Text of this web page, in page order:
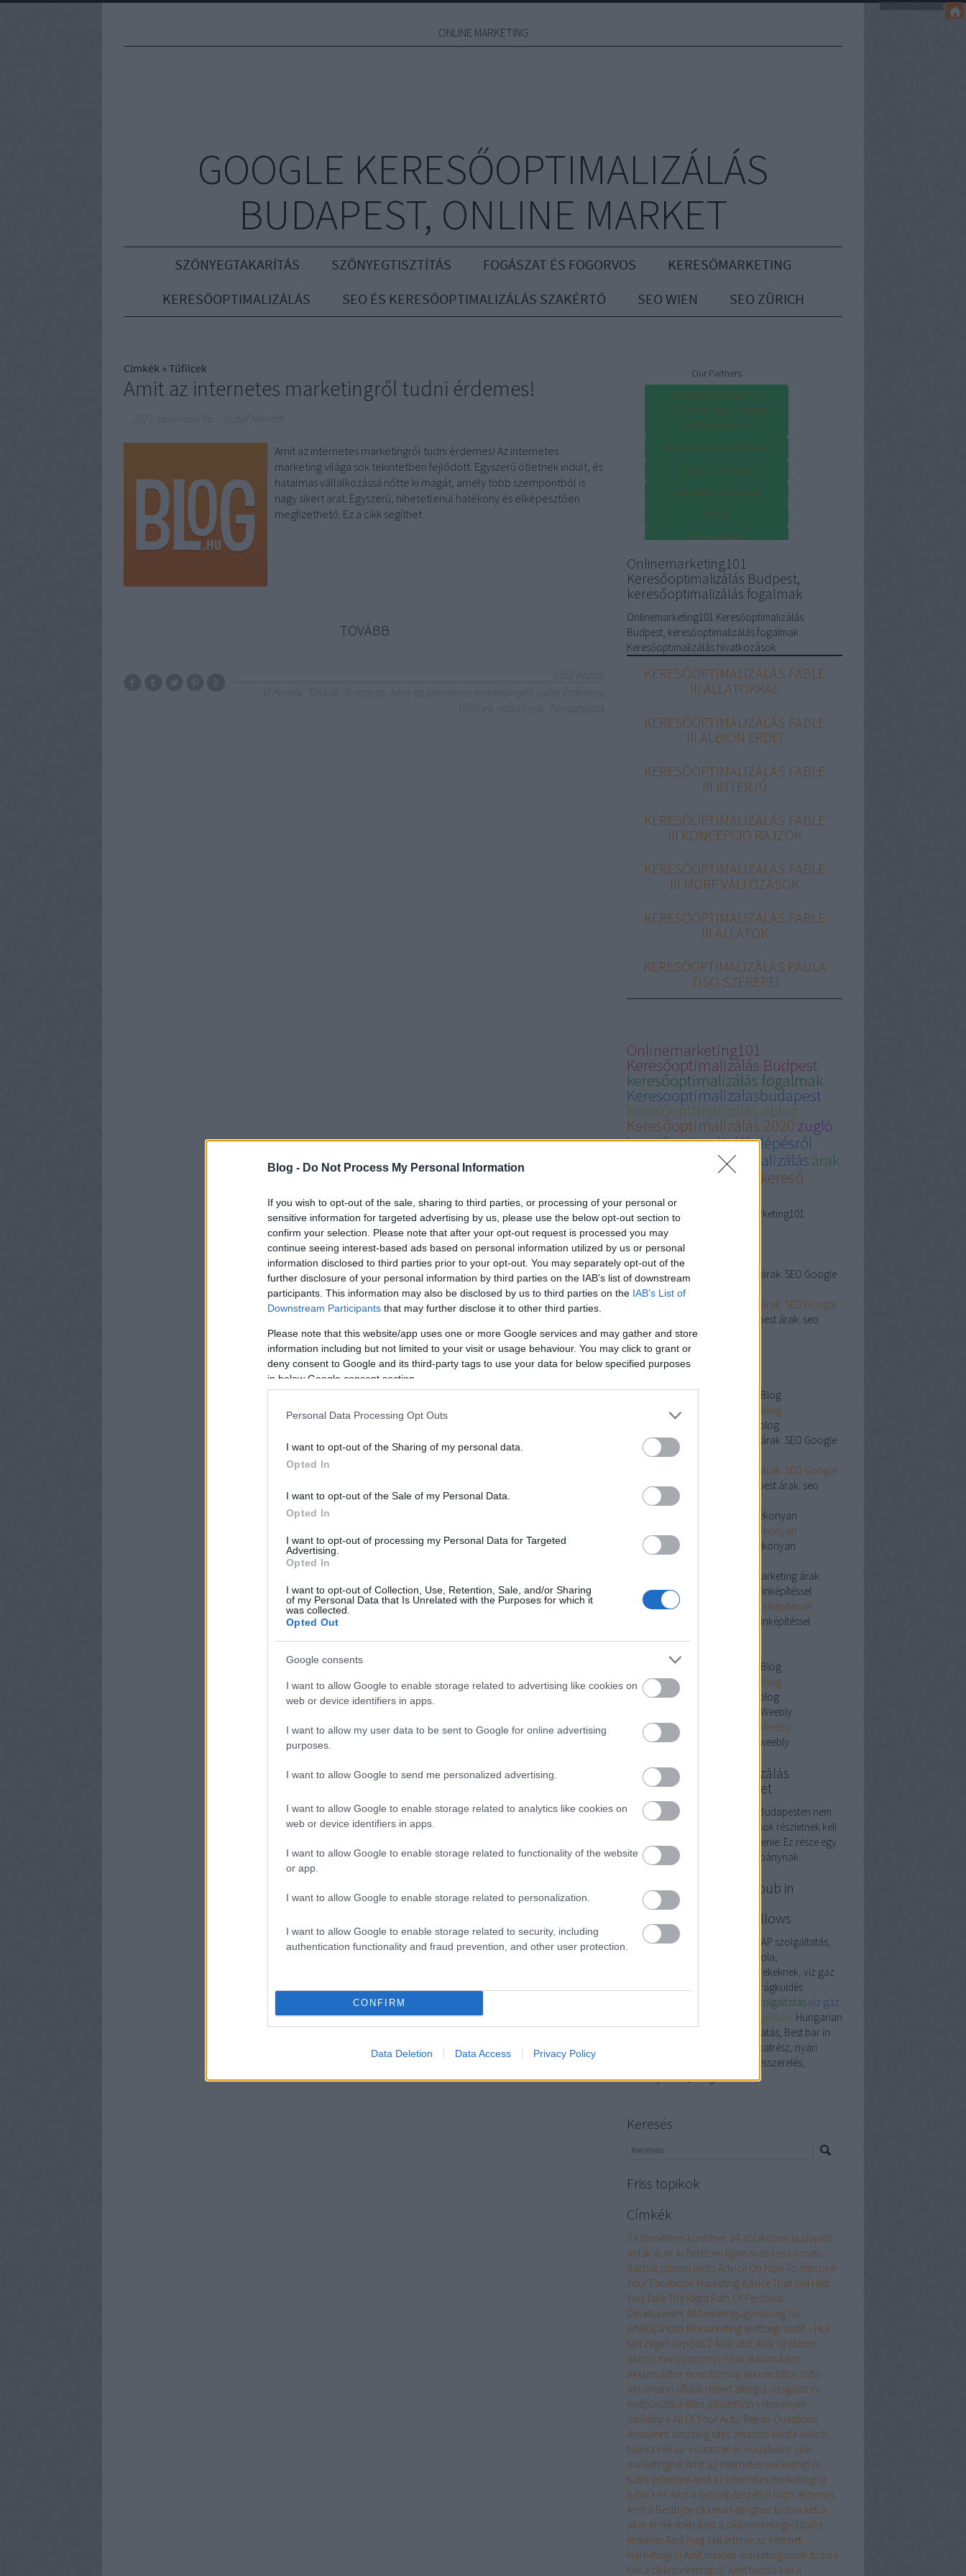
Blog - Do Not Process My Personal Information
If you wish to opt-out of the sale, sharing to third parties, or processing of your personal or
sensitive information for targeted advertising by us, please use the below opt-out section to
confirm your selection. Please note that after your opt-out request is processed you may
continue seeing interest-based ads based on personal information utilized by us or personal
information disclosed to third parties prior to your opt-out. You may separately opt-out of the
further disclosure of your personal information by third parties on the IAB’s list of downstream
participants. This information may also be disclosed by us to third parties on the IAB’s List of
Downstream Participants that may further disclose it to other third parties.
Please note that this website/app uses one or more Google services and may gather and store
information including but not limited to your visit or usage behaviour. You may click to grant or
deny consent to Google and its third-party tags to use your data for below specified purposes
in below Google consent section.
Personal Data Processing Opt Outs
I want to opt-out of the Sharing of my personal data.
Opted In
I want to opt-out of the Sale of my Personal Data.
Opted In
I want to opt-out of processing my Personal Data for Targeted
Advertising.
Opted In
I want to opt-out of Collection, Use, Retention, Sale, and/or Sharing
of my Personal Data that Is Unrelated with the Purposes for which it
was collected.
Opted Out
Google consents
I want to allow Google to enable storage related to advertising like cookies on
web or device identifiers in apps.
I want to allow my user data to be sent to Google for online advertising
purposes.
I want to allow Google to send me personalized advertising.
I want to allow Google to enable storage related to analytics like cookies on
web or device identifiers in apps.
I want to allow Google to enable storage related to functionality of the website
or app.
I want to allow Google to enable storage related to personalization.
I want to allow Google to enable storage related to security, including
authentication functionality and fraud prevention, and other user protection.
CONFIRM
Data Deletion Data Access Privacy Policy
ONLINE MARKETING
GOOGLE KERESŐOPTIMALIZÁLÁS
BUDAPEST, ONLINE MARKET
SZŐNYEGTAKARÍTÁS SZŐNYEGTISZTÍTÁS FOGÁSZAT ÉS FOGORVOS
KERESŐMARKETING
KERESŐOPTIMALIZÁLÁS
SEO ÉS KERESŐOPTIMALIZÁLÁS SZAKÉRTŐ SEO WIEN SEO ZÜRICH
Címkék » Tűfilcek
Amit az internetes marketingről tudni érdemes!
Amit az internetes marketingről tudni érdemes! Az internetes
marketing világa sok tekintetben fejlődött. Egyszerű ötletnek indult, és
hatalmas vállalkozássá nőtte ki magát, amely több szempontból is
nagy sikert arat. Egyszerű, hihetetlenül hatékony és elképesztően
megfizethető. Ez a cikk segíthet…
TOVÁBB
Our Partners
Keresőoptimalizálás prémium
linképítéssel – Hogyan növelheti
weboldalad forgalmát?
Keresőoptimalizálás és SEO Árak
Kereső optimalizálás
Keresőoptimalizálás tippek
SEO árak
SEO szolgáltatás
Onlinemarketing101
Keresőoptimalizálás Budpest,
keresőoptimalizálás fogalmak
Onlinemarketing101 Keresőoptimalizálás
Budpest, keresőoptimalizálás fogalmak
Keresőoptimalizálás hivatkozások
KERESŐOPTIMALIZÁLÁS FABLE
III ÁLLATOKKAL
KERESŐOPTIMALIZÁLÁS FABLE
III ALBION ERDEI
KERESŐOPTIMALIZÁLÁS FABLE
III INTERJÚ
KERESŐOPTIMALIZÁLÁS FABLE
III KONCEPCIÓ RAJZOK
KERESŐOPTIMALIZÁLÁS FABLE
III MORF VÁLTOZÁSOK
KERESŐOPTIMALIZÁLÁS FABLE
III ÁLLATOK
KERESŐOPTIMALIZÁLÁS PAULA
TISO SZEREPEI
Onlinemarketing101
Keresőoptimalizálás Budpest
keresőoptimalizálás fogalmak
Keresooptimalizalasbudapest
keresőoptimalizálás eblog
Keresőoptimalizálás 2020zugló
keresőoptimalizáláslépésről
lépésre keresőoptimalizálásárak
keresőoptimalizálás
kereső
optimalizálás
optimalizálás
Onlinemarketing101
Keresőoptimalizálás Budpest,
keresőoptimalizálás
Budapest keresőoptimalizálás
Keresőoptimalizálás Budapest árak: SEO Google
árai
Keresőoptimalizálás Budapest árak: SEO Google
keresőoptimalizálás budapest árak: seo
google árai
Keresőoptimalizálás SEO Blog
Keresőoptimalizálás SEO Blog
Keresőoptimalizálás Budapest Blog
Keresőoptimalizálás Budapest Blog
keresőoptimalizálás budapest blog
Keresőoptimalizálás Budapest árak: SEO Google
árai
Keresőoptimalizálás Budapest árak: SEO Google
keresőoptimalizálás budapest árak: seo
google árai
Cikkmarketing könnyen és hatékonyan
Cikkmarketing könnyen és hatékonyan
cikkmarketing könnyen és hatékonyan
keresőmarketing árak
Weboldal keresőoptimalizálás linképítéssel
Weboldal keresőoptimalizálás linképítéssel
weboldal keresőoptimalizálás linképítéssel
Keresőoptimalizálás Budapest Blog
Keresőoptimalizálás Budapest Blog
keresőoptimalizálás budapest blog
Keresőoptimalizálás Budapest Weebly
Keresőoptimalizálás Budapest Weebly
keresőoptimalizálás budapest weebly
Google keresőoptimalizálás
Budapest, online market
A Google keresőoptimalizálás Budapesten nem
egy egyszerű feladat. Nagyon sok részletnek kell
nagyon harmónikusan összeillenie. Ez része egy
komplex online marketing kampánynak.
EAP szolgáltatás, Best pub in
Budapest, autósiskola,
autóalkatrész, down pillows
Hungarian down comforters, EAP szolgáltatás,
Best pub in Budapest, autósiskola,
autóalkatrész, nyári tábor gyerekeknek, víz gáz
fűtésszerelés, személyi edző, virágküldés
Eap szolgáltatásvíz gáz
virágküldés Hungarian
down comforters, EAP szolgáltatás, Best bar in
Budapest, autósiskola, autóalkatrész, nyári
tábor gyerekeknek, víz gáz fűtésszerelés,
személyi edző, virágküldés
Keresés
Friss topikok
Címkék
3 köbméteres konténer a4 ablakcsere budapest
ablak árak Achetez en ligne avec ces conseils
dachat adamo hinta Advice On How To Improve
Your Facebook MarketingAdvice That Will Help
You Take The Right Path Of Personal
DevelopmentAIMarketingugynokseg.hu
értékajánlata MI marketing érettségi audit – Hol
tart cége? airpods 2 Akár időtAkár új ebben
akciós menyasszonyi ruha akkumulátor
akkumulátor és motorolaj akkumulátor töltő
akvamarin alfoldi robert allergia vizsgálat és
mellplasztika Alles allnutrition vélemények
állólámpa All Of Your Auto Repair Questions
Answered amazing sites amazon kindleAmiről
tudnia kell az irodaszer és irodabútor cikk
marketingnélAmit az internetes marketingről
tudni érdemes! Amit az internetes marketingről
tudni kell! Amit a belsőépítészetről tudni érdemes
Amit a Bestbyte cikkmarketinghez tudnia kell a
siker érdekében Amit a cikkmarketingről tudni
érdemesAmit meg kell értenie az Internet
MarketingrőlAmit minden marketingesnek tudnia
kell a cikkmarketingről. Amit tudnia kell a